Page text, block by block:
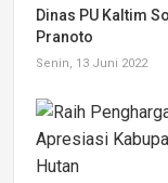
Dinas PU Kaltim
Pranoto
Senin, 13 Juni 2022